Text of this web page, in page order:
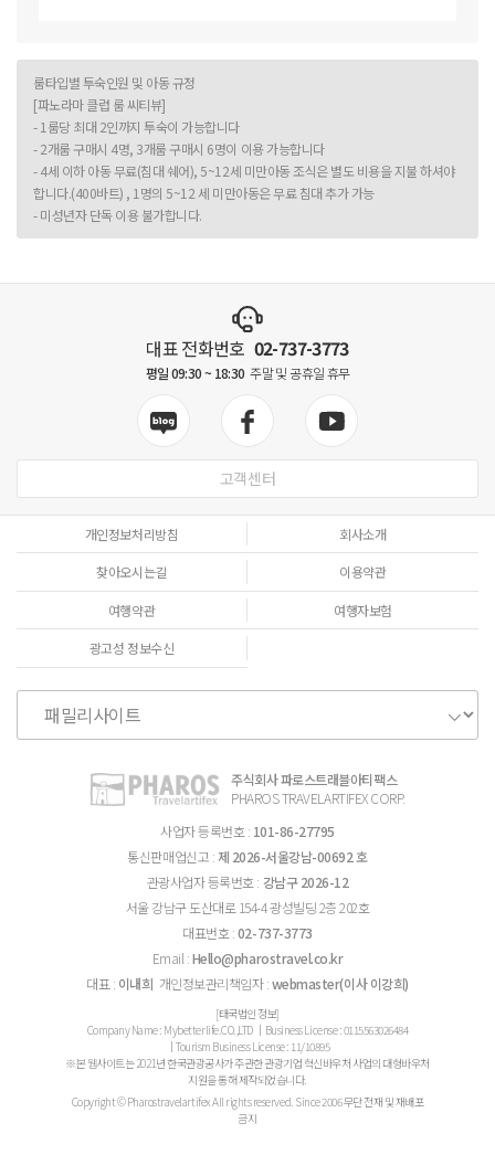
룸타입별 투숙인원 및 아동 규정
[파노라마 클럽 룸 씨티뷰]
- 1룸당 최대 2인까지 투숙이 가능합니다
- 2개룸 구매시 4명, 3개룸 구매시 6명이 이용 가능합니다
- 4세 이하 아동 무료(침대 쉐어), 5~12세 미만아동 조식은 별도 비용을 지불 하셔야
합니다.(400바트) , 1명의 5~12 세 미만아동은 무료 침대 추가 가능
- 미성년자 단독 이용 불가합니다.
대표 전화번호 02-737-3773
평일 09:30 ~ 18:30 주말 및 공휴일 휴무
고객센터
개인정보처리방침 회사소개
찾아오시는길 이용약관
여행약관 여행자보험
광고성 정보수신
주식회사 파로스트래블아티팩스
PHAROS TRAVELARTIFEX CORP.
사업자 등록번호 : 101-86-27795
통신판매업신고 : 제 2026-서울강남-00692 호
관광사업자 등록번호 : 강남구 2026-12
서울 강남구 도산대로 154-4 광성빌딩 2층 202호
대표번호 :02-737-3773
Email :Hello@pharostravel.co.kr
대표 : 이내희 개인정보관리책임자 :webmaster(이사 이강희)
[태국법인 정보]
Company Name : Mybetterlife.CO.,LTD │Business License : 0115563026484
│Tourism Business License : 11/10895
※본 웹사이트는 2021년 한국관광공사가 주관한 관광기업 혁신바우처 사업의 대형바우처
지원을 통해 제작되었습니다.
Copyright © Pharostravelartifex All rights reserved. Since 2006 무단 전재 및 재배포
금지